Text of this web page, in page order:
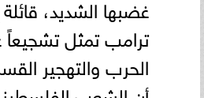
غضبها الشديد،
ترامب تمثل تشجيعاً
الحرب والتهجير